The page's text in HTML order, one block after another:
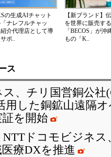
の生成AIチャット
ナレフルチャッ
紹介代理店として導
ポ..
【新ブランド】
を世界に販売す
「BECOS」が沖
もの「K..
ス
、チリ国営銅公社
用した銅鉱山遠隔
を開始
ドコモビジネ
療DXを推進